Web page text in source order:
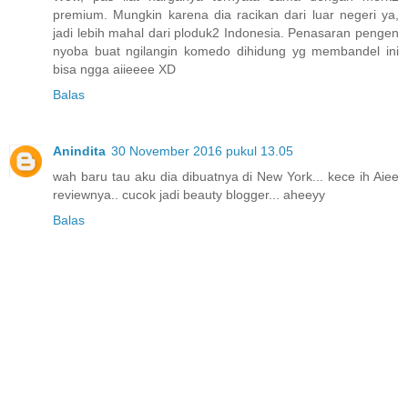
premium. Mungkin karena dia racikan dari luar negeri ya,
jadi lebih mahal dari ploduk2 Indonesia. Penasaran pengen
nyoba buat ngilangin komedo dihidung yg membandel ini
bisa ngga aiieeee XD
Balas
Anindita 30 November 2016 pukul 13.05
wah baru tau aku dia dibuatnya di New York... kece ih Aiee
reviewnya.. cucok jadi beauty blogger... aheeyy
Balas